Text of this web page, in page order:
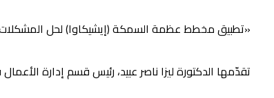
«تطبيق مخطط عظمة السمكة (إيشيكاوا) لحل المشكلات
تقدّمها الدكتورة ليزا ناصر عبيد، رئيس قسم إدارة